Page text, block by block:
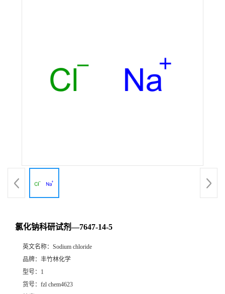
氯化钠科研试剂—7647-14-5
英文名称： Sodium chloride
品牌： 丰竹林化学
型号： 1
货号： fzl chem4623